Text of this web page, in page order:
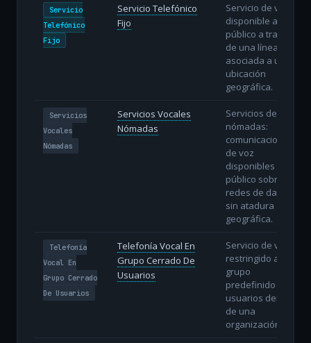
Servicio
Telefónico
Fijo
Servicio Telefónico
Fijo
Servicio de voz
disponible al
público a través
de una línea fija
asociada a una
ubicación
geográfica.
Servicios
Vocales
Nómadas
Servicios Vocales
Nómadas
Servicios de voz
nómadas:
comunicaciones
de voz
disponibles al
público sobre
redes de datos
sin atadura
geográfica.
Telefonía
Vocal En
Grupo Cerrado
De Usuarios
Telefonía Vocal En
Grupo Cerrado De
Usuarios
Servicio de voz
restringido a un
grupo
predefinido de
usuarios dentro
de una
organización.